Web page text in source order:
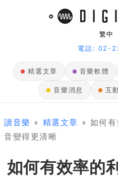
繁中
電話: 02-
精選文章 音樂軟體
音樂消息 互
讀音樂 » 精選文章 » 如何
音變得更清晰
如何有效率的